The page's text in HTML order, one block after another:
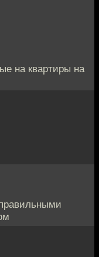
на квартиры на